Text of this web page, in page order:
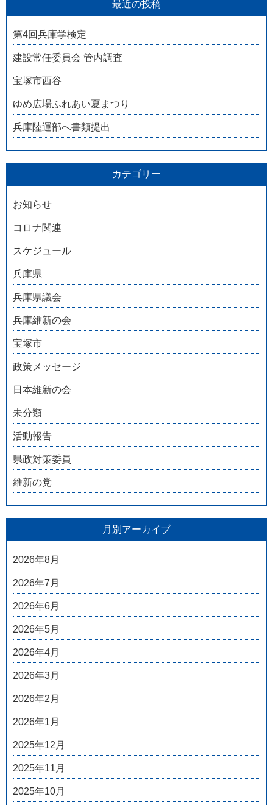
最近の投稿
第4回兵庫学検定
建設常任委員会 管内調査
宝塚市西谷
ゆめ広場ふれあい夏まつり
兵庫陸運部へ書類提出
カテゴリー
お知らせ
コロナ関連
スケジュール
兵庫県
兵庫県議会
兵庫維新の会
宝塚市
政策メッセージ
日本維新の会
未分類
活動報告
県政対策委員
維新の党
月別アーカイブ
2026年8月
2026年7月
2026年6月
2026年5月
2026年4月
2026年3月
2026年2月
2026年1月
2025年12月
2025年11月
2025年10月